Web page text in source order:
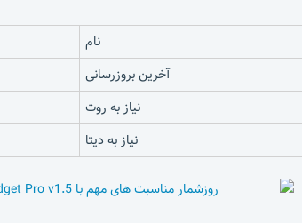
نام
آخرین بروزرسانی
نیاز به روت
نیاز به دیتا